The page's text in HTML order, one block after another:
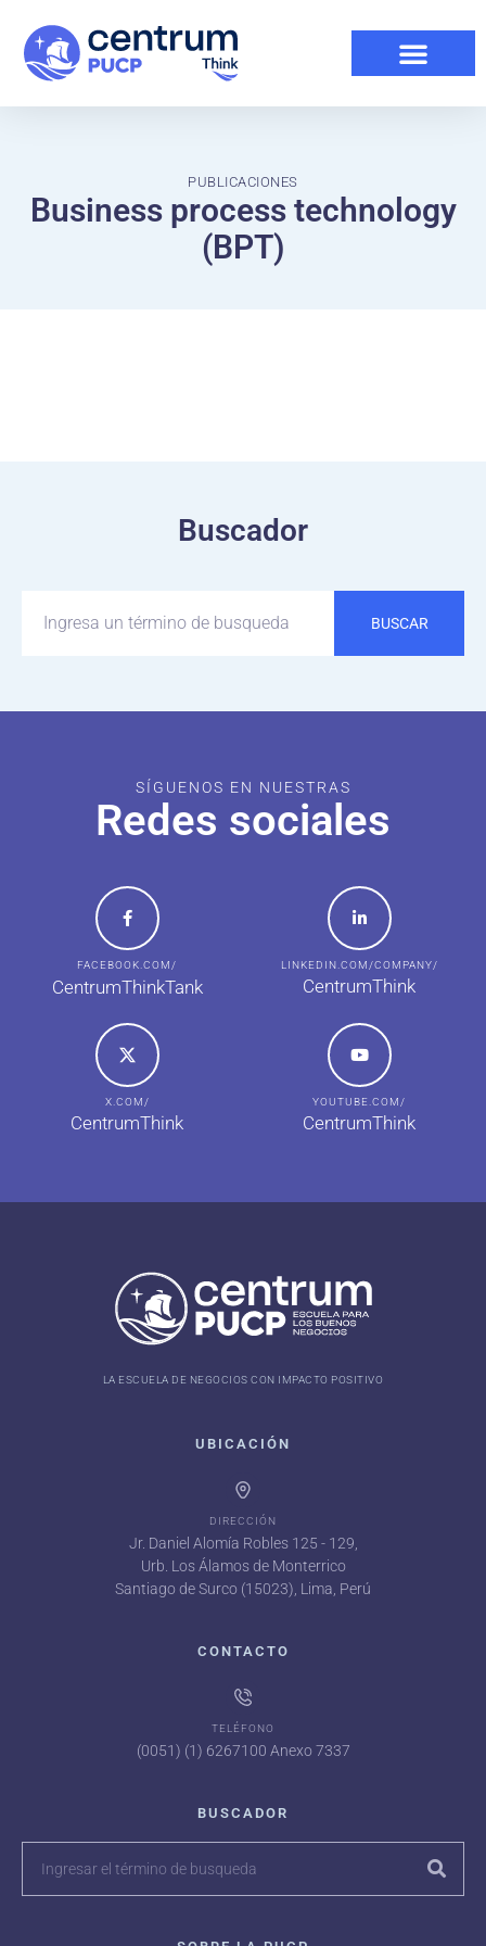
PUBLICACIONES
Business process technology
(BPT)
Buscador
BUSCAR
SÍGUENOS EN NUESTRAS
Redes sociales
FACEBOOK.COM/
CentrumThinkTank
LINKEDIN.COM/COMPANY/
CentrumThink
X.COM/
CentrumThink
YOUTUBE.COM/
CentrumThink
LA ESCUELA DE NEGOCIOS CON IMPACTO POSITIVO
UBICACIÓN
DIRECCIÓN
Jr. Daniel Alomía Robles 125 - 129,
Urb. Los Álamos de Monterrico
Santiago de Surco (15023), Lima, Perú
CONTACTO
TELÉFONO
(0051) (1) 6267100 Anexo 7337
BUSCADOR